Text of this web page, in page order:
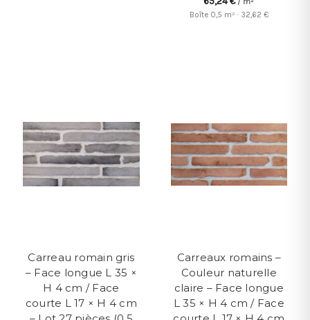
Boîte 0,5 m² · 32,62 €
Carreau romain gris
– Face longue L 35 ×
H 4 cm / Face
courte L 17 × H 4 cm
Carreaux romains –
Couleur naturelle
claire – Face longue
L 35 × H 4 cm / Face